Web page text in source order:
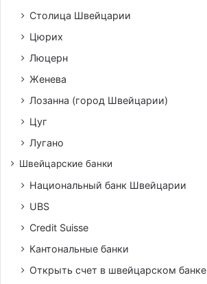
Столица Швейцарии
Цюрих
Люцерн
Женева
Лозанна (город Швейцарии)
Цуг
Лугано
Швейцарские банки
Национальный банк Швейцарии
UBS
Credit Suisse
Кантональные банки
Открыть счет в швейцарском банке